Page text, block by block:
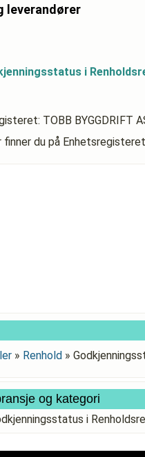
leverandører
i
TOBB BYGGDRIFT
du på
» Renhold »
og kategori
i